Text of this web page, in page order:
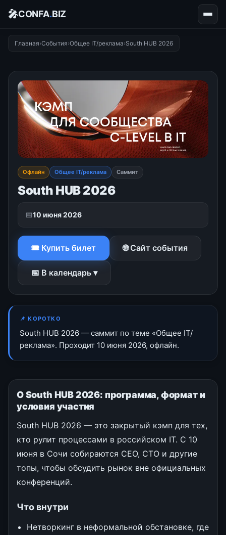
🎤CONFA.BIZ
Главная›События›Общее IT/реклама›South HUB 2026
Офлайн Общее IT/реклама Саммит
South HUB 2026
📅10 июня 2026
🎟 Купить билет 🌐 Сайт события
📅 В календарь ▾
📌 КОРОТКО
South HUB 2026 — саммит по теме «Общее IT/
реклама». Проходит 10 июня 2026, офлайн.
О South HUB 2026: программа, формат и
условия участия
South HUB 2026 — это закрытый кэмп для тех,
кто рулит процессами в российском IT. С 10
июня в Сочи собираются CEO, CTO и другие
топы, чтобы обсудить рынок вне официальных
конференций.
Что внутри
Нетворкинг в неформальной обстановке, где